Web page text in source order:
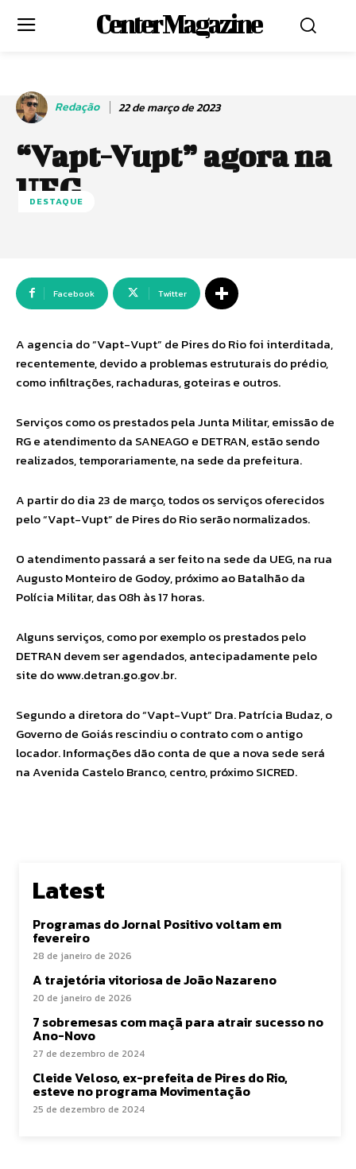
Center Magazine
Redação 22 de março de 2023
“Vapt-Vupt” agora na
UEG
DESTAQUE
Facebook Twitter
A agencia do “Vapt-Vupt” de Pires do Rio foi interditada,
recentemente, devido a problemas estruturais do prédio,
como infiltrações, rachaduras, goteiras e outros.
Serviços como os prestados pela Junta Militar, emissão de
RG e atendimento da SANEAGO e DETRAN, estão sendo
realizados, temporariamente, na sede da prefeitura.
A partir do dia 23 de março, todos os serviços oferecidos
pelo “Vapt-Vupt” de Pires do Rio serão normalizados.
O atendimento passará a ser feito na sede da UEG, na rua
Augusto Monteiro de Godoy, próximo ao Batalhão da
Polícia Militar, das 08h às 17 horas.
Alguns serviços, como por exemplo os prestados pelo
DETRAN devem ser agendados, antecipadamente pelo
site do www.detran.go.gov.br.
Segundo a diretora do “Vapt-Vupt” Dra. Patrícia Budaz, o
Governo de Goiás rescindiu o contrato com o antigo
locador. Informações dão conta de que a nova sede será
na Avenida Castelo Branco, centro, próximo SICRED.
Latest
Programas do Jornal Positivo voltam em
fevereiro
28 de janeiro de 2026
A trajetória vitoriosa de João Nazareno
20 de janeiro de 2026
7 sobremesas com maçã para atrair sucesso no
Ano-Novo
27 de dezembro de 2024
Cleide Veloso, ex-prefeita de Pires do Rio,
esteve no programa Movimentação
25 de dezembro de 2024